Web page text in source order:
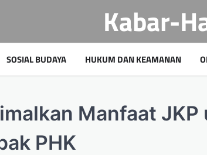
Kabar-
SOSIAL BUDAYA HUKUM DAN KEAMANAN
Manfaat
PHK